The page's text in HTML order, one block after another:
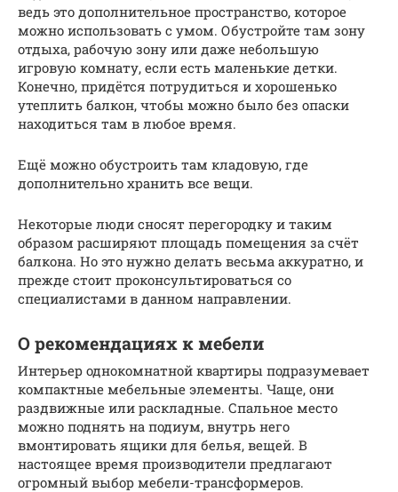
ведь это дополнительное пространство, которое
можно использовать с умом. Обустройте там зону
отдыха, рабочую зону или даже небольшую
игровую комнату, если есть маленькие детки.
Конечно, придётся потрудиться и хорошенько
утеплить балкон, чтобы можно было без опаски
находиться там в любое время.
Ещё можно обустроить там кладовую, где
дополнительно хранить все вещи.
Некоторые люди сносят перегородку и таким
образом расширяют площадь помещения за счёт
балкона. Но это нужно делать весьма аккуратно, и
прежде стоит проконсультироваться со
специалистами в данном направлении.
О рекомендациях к мебели
Интерьер однокомнатной квартиры подразумевает
компактные мебельные элементы. Чаще, они
раздвижные или раскладные. Спальное место
можно поднять на подиум, внутрь него
вмонтировать ящики для белья, вещей. В
настоящее время производители предлагают
огромный выбор мебели-трансформеров.